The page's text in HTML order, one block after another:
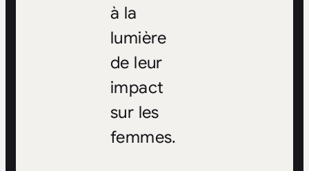
à la
lumière
de leur
impact
sur les
femmes.